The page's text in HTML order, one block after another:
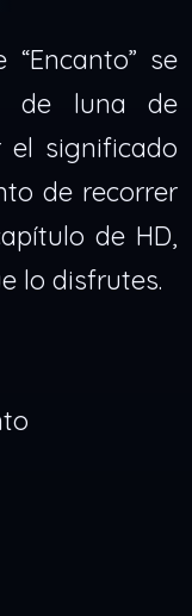
se
de luna de
el significado
de recorrer
de HD,
lo disfrutes.